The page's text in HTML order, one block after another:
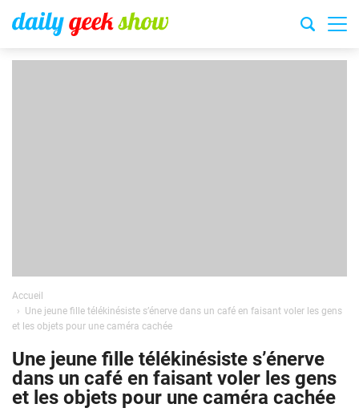
Accueil
Une jeune fille télékinésiste s’énerve dans un café en faisant voler les gens
et les objets pour une caméra cachée
Une jeune fille télékinésiste s’énerve
dans un café en faisant voler les gens
et les objets pour une caméra cachée